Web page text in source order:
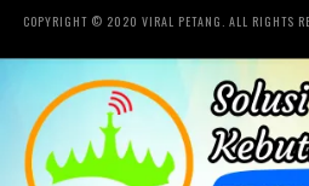
COPYRIGHT © 2020 VIRAL PETANG. ALL RIGHTS